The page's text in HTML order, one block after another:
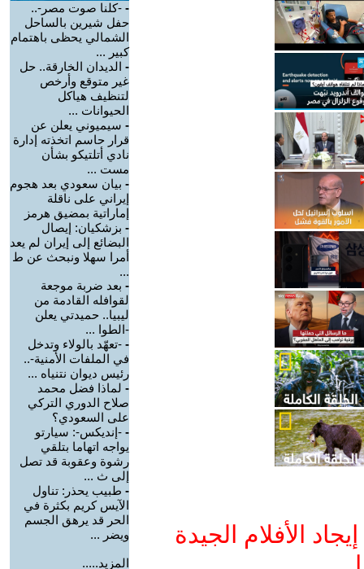
الأفلام الجيدة
- -كلنا صوت مصر-..
حفل شيرين بالساحل
الشمالي يحظى باهتمام
كبير ...
- الديدان الخارقة.. حل
غير متوقع وأرخص
لتنظيف هياكل
الحيوانات ...
- سيميوني يعلن عن
قرار حاسم اتخذته إدارة
نادي أتلتيكو بشأن
مست ...
- بيان سعودي بعد هجوم
إيراني على ناقلة
إماراتية بمضيق هرمز
- بزشكيان: إيصال
البضائع إلى إيران لم يعد
أمرا سهلا ونبحث عن ط
...
- بعد ضربة موجعة
لقوافله القادمة من
ليبيا.. حميدتي يعلن
-الطوا ...
- -تعهّد بالولاء وتدخل
في الملفات الأمنية-..
رئيس ديوان نتنياه ...
- لماذا فضل محمد
صلاح الدوري التركي
على السعودي؟
- -إنديكس-: سيارتو
يواجه اتهاما بتلقي
رشوة وعقوبة قد تصل
إلى ث ...
- طبيب يحذر: تناول
الآيس كريم بكثرة في
الحر قد يرهق الجسم
ويضر ...
المزيد.....